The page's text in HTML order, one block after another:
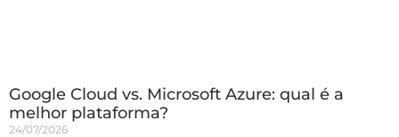
Google Cloud vs. Microsoft Azure: qual é a
melhor plataforma?
24/07/2026